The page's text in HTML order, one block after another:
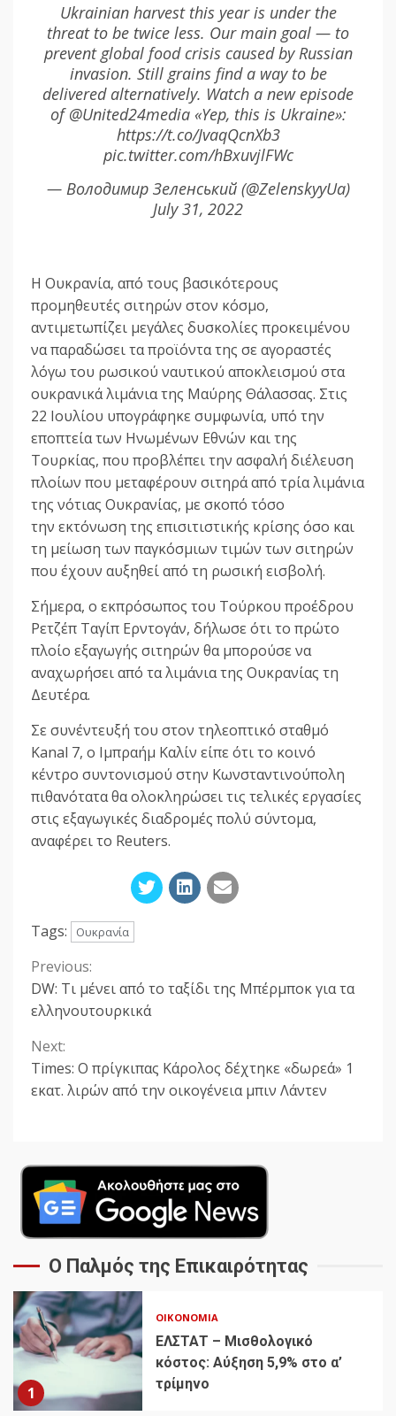
Ukrainian harvest this year is under the
threat to be twice less. Our main goal — to
prevent global food crisis caused by Russian
invasion. Still grains find a way to be
delivered alternatively. Watch a new episode
of @United24media «Yep, this is Ukraine»:
https://t.co/JvaqQcnXb3
pic.twitter.com/hBxuvjlFWc
— Володимир Зеленський (@ZelenskyyUa)
July 31, 2022
Η Ουκρανία, από τους βασικότερους
προμηθευτές σιτηρών στον κόσμο,
αντιμετωπίζει μεγάλες δυσκολίες προκειμένου
να παραδώσει τα προϊόντα της σε αγοραστές
λόγω του ρωσικού ναυτικού αποκλεισμού στα
ουκρανικά λιμάνια της Μαύρης Θάλασσας. Στις
22 Ιουλίου υπογράφηκε συμφωνία, υπό την
εποπτεία των Ηνωμένων Εθνών και της
Τουρκίας, που προβλέπει την ασφαλή διέλευση
πλοίων που μεταφέρουν σιτηρά από τρία λιμάνια
της νότιας Ουκρανίας, με σκοπό τόσο
την εκτόνωση της επισιτιστικής κρίσης όσο και
τη μείωση των παγκόσμιων τιμών των σιτηρών
που έχουν αυξηθεί από τη ρωσική εισβολή.
Σήμερα, ο εκπρόσωπος του Τούρκου προέδρου
Ρετζέπ Ταγίπ Ερντογάν, δήλωσε ότι το πρώτο
πλοίο εξαγωγής σιτηρών θα μπορούσε να
αναχωρήσει από τα λιμάνια της Ουκρανίας τη
Δευτέρα.
Σε συνέντευξή του στον τηλεοπτικό σταθμό
Kanal 7, ο Ιμπραήμ Καλίν είπε ότι το κοινό
κέντρο συντονισμού στην Κωνσταντινούπολη
πιθανότατα θα ολοκληρώσει τις τελικές εργασίες
στις εξαγωγικές διαδρομές πολύ σύντομα,
αναφέρει το Reuters.
Tags: Ουκρανία
Continue
Reading
Previous:
DW: Τι μένει από το ταξίδι της Μπέρμποκ για τα
ελληνουτουρκικά
Next:
Times: Ο πρίγκιπας Κάρολος δέχτηκε «δωρεά» 1
εκατ. λιρών από την οικογένεια μπιν Λάντεν
Ο Παλμός της Επικαιρότητας
1
ΟΙΚΟΝΟΜΊΑ
ΕΛΣΤΑΤ – Μισθολογικό
κόστος: Αύξηση 5,9% στο α’
τρίμηνο